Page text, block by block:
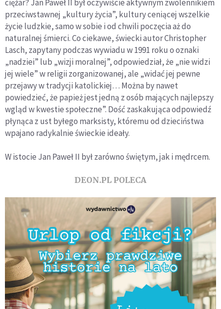
ciężar? Jan Paweł II był oczywiście aktywnym zwolennikiem
przeciwstawnej „kultury życia”, kultury ceniącej wszelkie
życie ludzkie, samo w sobie i od chwili poczęcia aż do
naturalnej śmierci. Co ciekawe, świecki autor Christopher
Lasch, zapytany podczas wywiadu w 1991 roku o oznaki
„nadziei” lub „wizji moralnej”, odpowiedział, że „nie widzi
jej wiele” w religii zorganizowanej, ale „widać jej pewne
przejawy w tradycji katolickiej… Można by nawet
powiedzieć, że papież jest jedną z osób mających najlepszy
wgląd w kwestie społeczne”. Dość zaskakująca odpowiedź
pły­nąca z ust byłego marksisty, któremu od dzieciństwa
wpajano radykalnie świeckie ideały.
W istocie Jan Paweł II był zarówno świętym, jak i mędrcem.
DEON.PL POLECA